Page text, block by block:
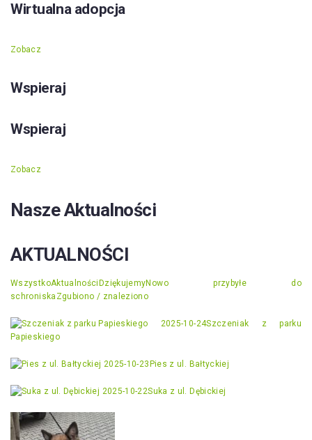
Wirtualna adopcja
Zobacz
Wspieraj
Wspieraj
Zobacz
Nasze Aktualności
AKTUALNOŚCI
WszystkoAktualności DziękujemyNowo przybyłe do
schroniska Zgubiono / znaleziono
2025-10-24Szczeniak z parku
Papieskiego
2025-10-23 Pies z ul. Bałtyckiej
2025-10-22Suka z ul. Dębickiej